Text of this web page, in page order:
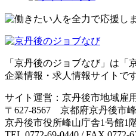
「京丹後のジョブなび」は「
企業情報・求人情報サイトです
サイト運営：京丹後市地域雇
〒627-8567 京都府京丹後市
京丹後市役所峰山庁舎1号館1